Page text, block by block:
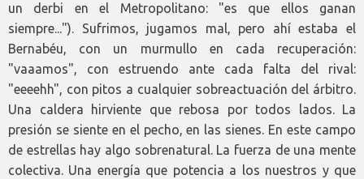
un derbi en el Metropolitano: "es que ellos ganan
siempre..."). Sufrimos, jugamos mal, pero ahí estaba el
Bernabéu, con un murmullo en cada recuperación:
"vaaamos", con estruendo ante cada falta del rival:
"eeeehh", con pitos a cualquier sobreactuación del árbitro.
Una caldera hirviente que rebosa por todos lados. La
presión se siente en el pecho, en las sienes. En este campo
de estrellas hay algo sobrenatural. La fuerza de una mente
colectiva. Una energía que potencia a los nuestros y que